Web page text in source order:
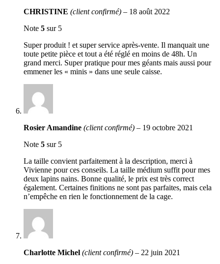
CHRISTINE (client confirmé) – 18 août 2022
Note 5 sur 5
Super produit ! et super service après-vente. Il manquait une
toute petite pièce et tout a été réglé en moins de 48h. Un
grand merci. Super pratique pour mes géants mais aussi pour
emmener les « minis » dans une seule caisse.
Rosier Amandine (client confirmé) – 19 octobre 2021
Note 5 sur 5
La taille convient parfaitement à la description, merci à
Vivienne pour ces conseils. La taille médium suffit pour mes
deux lapins nains. Bonne qualité, le prix est très correct
également. Certaines finitions ne sont pas parfaites, mais cela
n’empêche en rien le fonctionnement de la cage.
Charlotte Michel (client confirmé) – 22 juin 2021